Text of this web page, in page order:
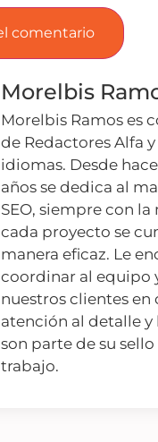
Morelbis
Morelbis Ramos es
de Redactores Alfa
idiomas. Desde
años se dedica al
SEO, siempre con
cada proyecto se
manera eficaz. Le
coordinar al equipo
nuestros clientes en
atención al detalle y
son parte de su sello
trabajo.